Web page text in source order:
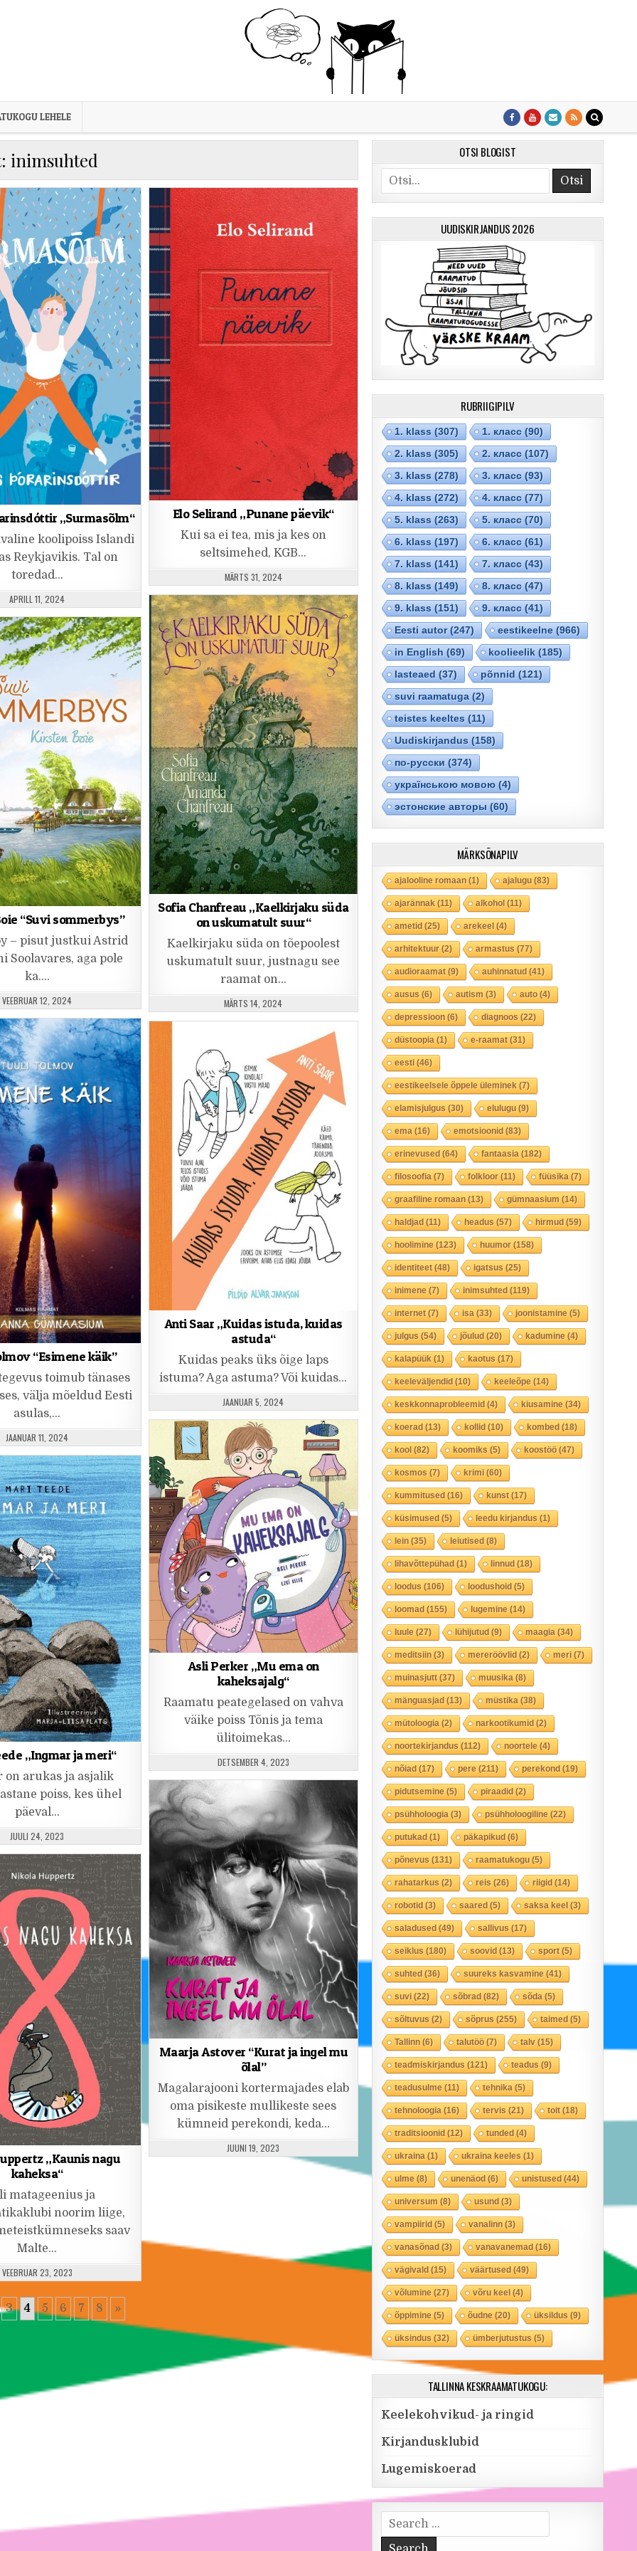
LEHELE
inimsuhted
„Surmasõlm“
koolipoiss Islandi
Reykjavikis. Tal on
toredad…
PUBLISHED DATE:
APRILL 11, 2024
Elo Selirand „Punane päevik“
Kui sa ei tea, mis ja kes on
seltsimehed, KGB…
PUBLISHED DATE:
MÄRTS 31, 2024
Sofia Chanfreau „Kaelkirjaku süda
on uskumatult suur“
Kaelkirjaku süda on tõepoolest
uskumatult suur, justnagu see
raamat on…
PUBLISHED DATE:
MÄRTS 14, 2024
“Suvi sommerbys”
– pisut justkui Astrid
Soolavares, aga pole
ka….
PUBLISHED DATE:
VEEBRUAR 12, 2024
“Esimene käik”
toimub tänases
välja mõeldud Eesti
asulas,…
PUBLISHED DATE:
JAANUAR 11, 2024
Anti Saar „Kuidas istuda, kuidas
astuda“
Kuidas peaks üks õige laps
istuma? Aga astuma? Või kuidas…
PUBLISHED DATE:
JAANUAR 5, 2024
Asli Perker „Mu ema on
kaheksajalg“
Raamatu peategelased on vahva
väike poiss Tõnis ja tema
ülitoimekas…
PUBLISHED DATE:
DETSEMBER 4, 2023
„Ingmar ja meri“
on arukas ja asjalik
poiss, kes ühel
päeval…
PUBLISHED DATE:
JUULI 24, 2023
Maarja Astover “Kurat ja ingel mu
õlal”
Magalarajooni kortermajades elab
oma pisikeste mullikeste sees
kümneid perekondi, keda…
PUBLISHED DATE:
JUUNI 19, 2023
„Kaunis nagu
kaheksa“
matageenius ja
noorim liige,
saav
Malte…
PUBLISHED DATE:
VEEBRUAR 23, 2023
3 4 5 6 7 8 »
OTSI BLOGIST
Otsi
UUDISKIRJANDUS 2026
RUBRIIGIPILV
1. klass(307) 1. класс(90)
2. klass(305) 2. класс(107)
3. klass(278) 3. класс(93)
4. klass(272) 4. класс(77)
5. klass(263) 5. класс(70)
6. klass(197) 6. класс(61)
7. klass(141) 7. класс(43)
8. klass(149) 8. класс(47)
9. klass(151) 9. класс(41)
Eesti autor(247) eestikeelne(966)
in English (69) koolieelik(185)
lasteaed (37) põnnid (121)
suvi raamatuga(2)
teistes keeltes(11)
Uudiskirjandus(158)
по-русски (374)
українською мовою(4)
эстонские авторы(60)
MÄRKSÕNAPILV
ajalooline romaan(1) ajalugu(83)
ajarännak(11) alkohol(11)
ametid(25) arekeel(4)
arhitektuur(2) armastus(77)
audioraamat(9) auhinnatud(41)
ausus(6) autism(3) auto(4)
depressioon(6) diagnoos(22)
düstoopia(1) e-raamat(31)
eesti(46)
eestikeelsele õppele üleminek(7)
elamisjulgus(30) elulugu(9)
ema(16) emotsioonid(83)
erinevused(64) fantaasia(182)
filosoofia(7) folkloor(11) füüsika(7)
graafiline romaan(13) gümnaasium(14)
haldjad(11) headus(57) hirmud(59)
hoolimine(123) huumor(158)
identiteet(48) igatsus(25)
inimene(7) inimsuhted(119)
internet(7) isa(33) joonistamine(5)
julgus(54) jõulud(20) kadumine(4)
kalapüük(1) kaotus(17)
keeleväljendid(10) keeleõpe(14)
keskkonnaprobleemid(4) kiusamine(34)
koerad(13) kollid(10) kombed(18)
kool(82) koomiks(5) koostöö(47)
kosmos(7) krimi(60)
kummitused(16) kunst(17)
küsimused(5) leedu kirjandus(1)
lein(35) leiutised(8)
lihavõttepühad(1) linnud(18)
loodus(106) loodushoid(5)
loomad(155) lugemine(14)
luule(27) lühijutud(9) maagia(34)
meditsiin(3) mereröövlid(2) meri(7)
muinasjutt(37) muusika(8)
mänguasjad(13) müstika(38)
mütoloogia(2) narkootikumid(2)
noortekirjandus(112) noortele(4)
nõiad(17) pere(211) perekond(19)
pidutsemine(5) piraadid(2)
psühholoogia(3) psühholoogiline(22)
putukad(1) päkapikud(6)
põnevus(131) raamatukogu(5)
rahatarkus(2) reis(26) riigid(14)
robotid(3) saared(5) saksa keel(3)
saladused(49) sallivus(17)
seiklus(180) soovid(13) sport(5)
suhted(36) suureks kasvamine(41)
suvi(22) sõbrad(82) sõda(5)
sõltuvus(2) sõprus(255) taimed(5)
Tallinn(6) talutöö(7) talv(15)
teadmiskirjandus(121) teadus(9)
teadusulme(11) tehnika(5)
tehnoloogia(16) tervis(21) toit(18)
traditsioonid(12) tunded(4)
ukraina(1) ukraina keeles(1)
ulme(8) unenäod(6) unistused(44)
universum(8) usund(3)
vampiirid(5) vanalinn(3)
vanasõnad(3) vanavanemad(16)
vägivald(15) väärtused(49)
võlumine(27) võru keel(4)
õppimine(5) õudne(20) üksildus(9)
üksindus(32) ümberjutustus(5)
TALLINNA KESKRAAMATUKOGU:
Keelekohvikud- ja ringid
Kirjandusklubid
Lugemiskoerad
Search for: